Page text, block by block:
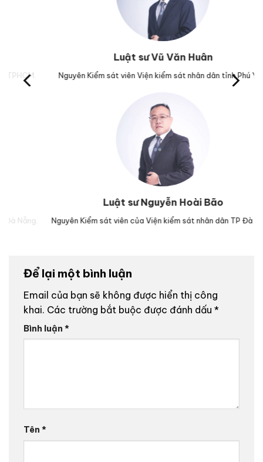
Luật sư Vũ Văn Huân
Nguyên Kiểm sát viên Viện kiểm sát nhân dân tỉnh Phú Yên.
Luật sư Nguyễn Hoài Bão
Nguyên Kiểm sát viên của Viện kiểm sát nhân dân TP Đà Nẵng.
Để lại một bình luận
Email của bạn sẽ không được hiển thị công
khai. Các trường bắt buộc được đánh dấu *
Bình luận *
Tên *